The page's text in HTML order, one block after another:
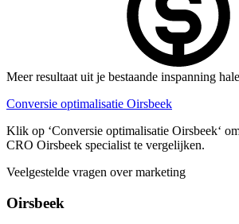
Meer resultaat uit je bestaande inspanning
Conversie optimalisatie Oirsbeek
Klik op ‘Conversie optimalisatie Oirsbeek‘
CRO Oirsbeek specialist te vergelijken.
Veelgestelde vragen over marketing
Oirsbeek